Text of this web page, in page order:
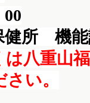
健所 機能
八重山
い。